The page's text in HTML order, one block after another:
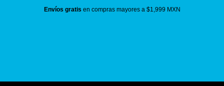
Envíos gratis en compras mayores a $1,999 MXN